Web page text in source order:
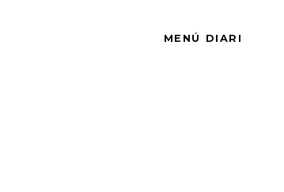
MENÚ DIARI